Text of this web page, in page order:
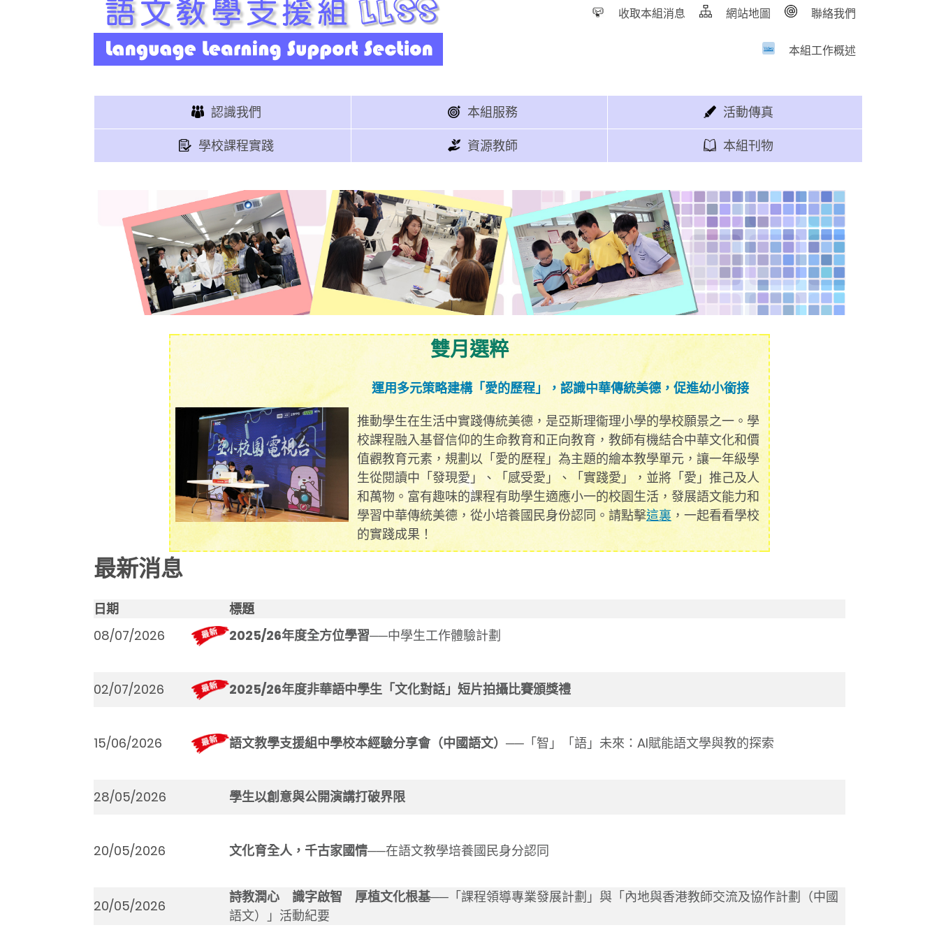
收取本組消息 網站地圖 聯絡我們
本組工作概述
認識我們 本組服務
活動傳真
學校課程實踐
資源教師 本組刊物
雙月選粹
運用多元策略建構「愛的歷程」，認識中華傳統美德，促進幼小銜接
推動學生在生活中實踐傳統美德，是亞斯理衞理小學的學校願景之一。學
校課程融入基督信仰的生命教育和正向教育，教師有機結合中華文化和價
值觀教育元素，規劃以「愛的歷程」為主題的繪本教學單元，讓一年級學
生從閱讀中「發現愛」、「感受愛」、「實踐愛」，並將「愛」推己及人
和萬物。富有趣味的課程有助學生適應小一的校園生活，發展語文能力和
學習中華傳統美德，從小培養國民身份認同。請點擊這裏，一起看看學校
的實踐成果！
最新消息
最新消息
日期
標題
08/07/2026
2025/26年度全方位學習──中學生工作體驗計劃
02/07/2026 2025/26年度非華語中學生「文化對話」短片拍攝比賽頒獎禮
15/06/2026 語文教學支援組中學校本經驗分享會（中國語文） ──「智」「語」未來：AI賦能語文學與教的探索
28/05/2026 學生以創意與公開演講打破界限
20/05/2026 文化育全人，千古家國情──在語文教學培養國民身分認同
20/05/2026
詩教潤心 識字啟智 厚植文化根基──「課程領導專業發展計劃」與「內地與香港教師交流及協作計劃（中國
語文）」活動紀要